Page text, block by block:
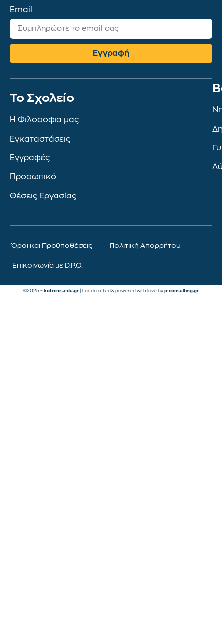
Email
Εγγραφή
To Σχολείο
Η Φιλοσοφία μας
Εγκαταστάσεις
Εγγραφές
Προσωπικό
Θέσεις Εργασίας
Όροι και Προϋποθέσεις Πολιτική Απορρήτου
Επικοινωνία με D.P.O.
©2025 – kotronis.edu.gr | handcrafted & powered with love by p-consulting.gr